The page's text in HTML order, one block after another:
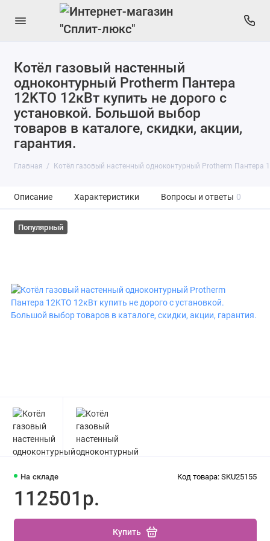
Котёл газовый настенный
одноконтурный Protherm Пантера
12KTO 12кВт купить не дорого с
установкой. Большой выбор
товаров в каталоге, скидки, акции,
гарантия.
Главная Котёл газовый настенный одноконтурный Protherm Пантера
Описание Характеристики Вопросы и ответы 0
Популярный
На складе Код товара: SKU25155
112501р.
Купить